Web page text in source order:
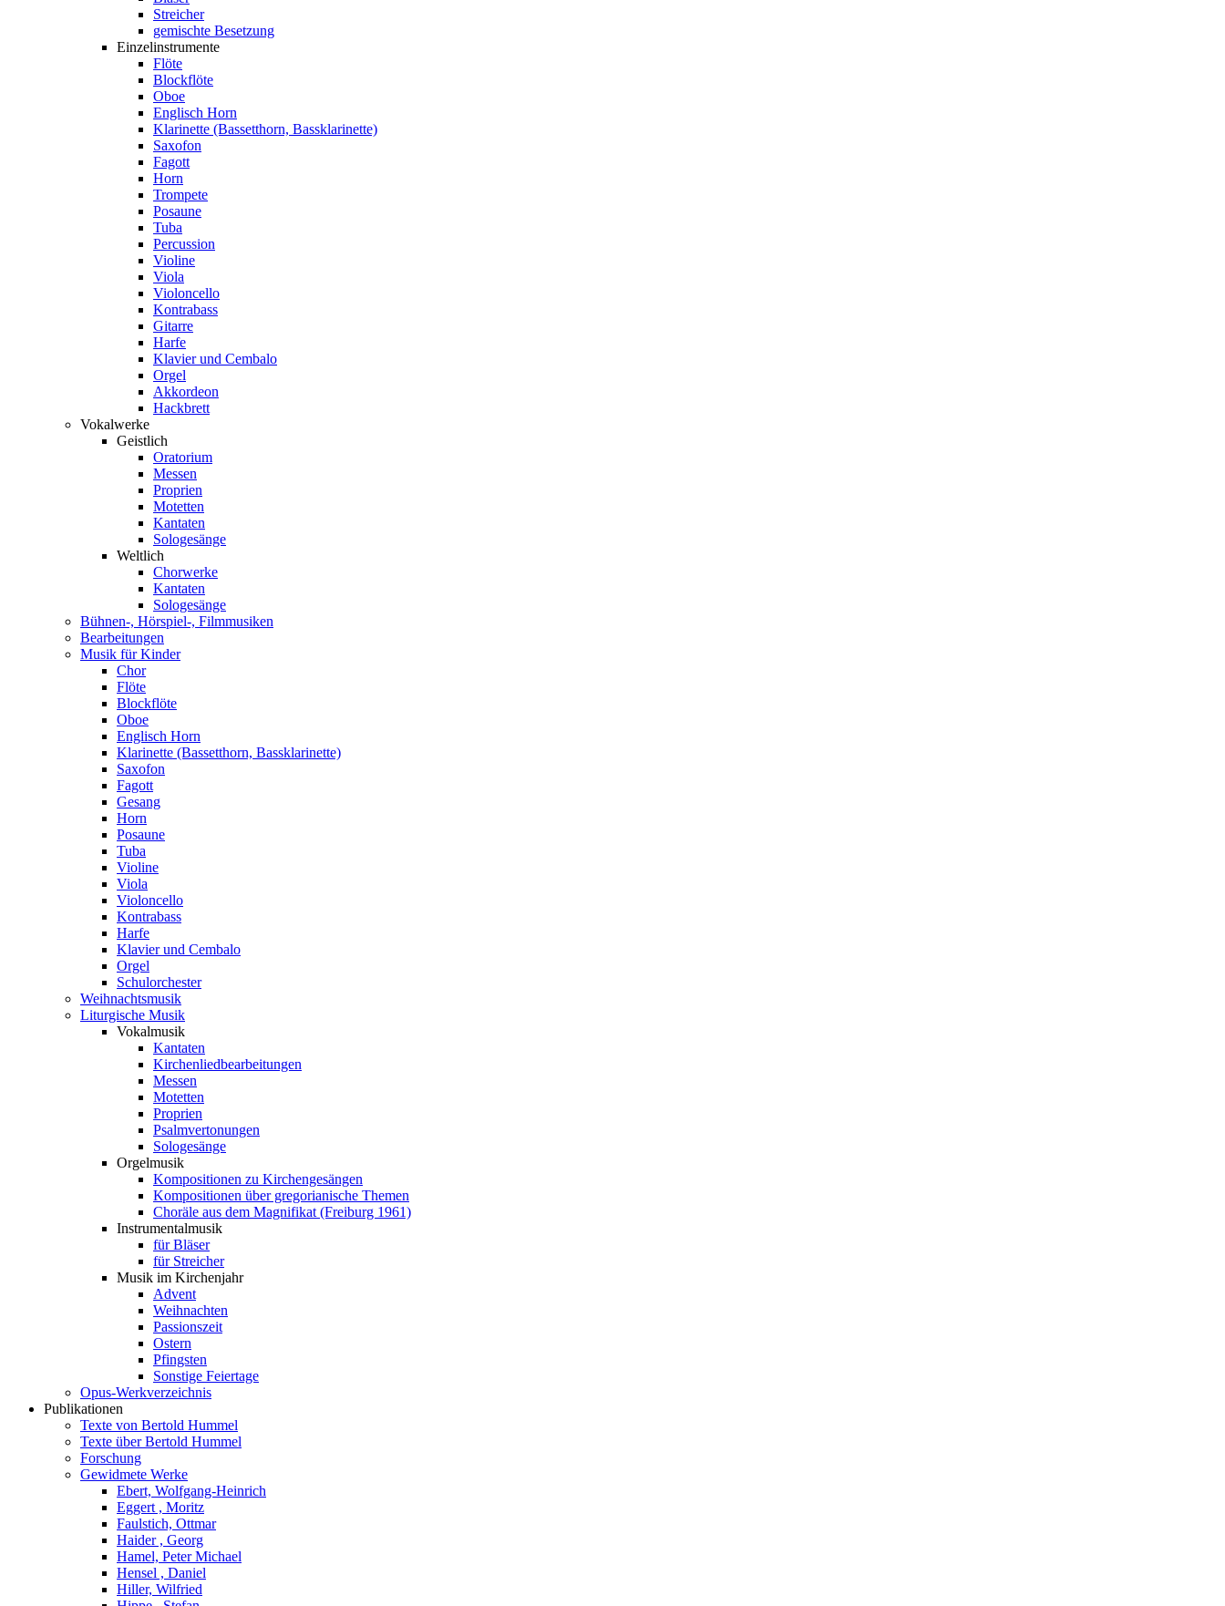
Streicher
gemischte Besetzung
Einzelinstrumente
Flöte
Blockflöte
Oboe
Englisch Horn
Klarinette (Bassetthorn, Bassklarinette)
Saxofon
Fagott
Horn
Trompete
Posaune
Tuba
Percussion
Violine
Viola
Violoncello
Kontrabass
Gitarre
Harfe
Klavier und Cembalo
Orgel
Akkordeon
Hackbrett
Vokalwerke
Geistlich
Oratorium
Messen
Proprien
Motetten
Kantaten
Sologesänge
Weltlich
Chorwerke
Kantaten
Sologesänge
Bühnen-, Hörspiel-, Filmmusiken
Bearbeitungen
Musik für Kinder
Chor
Flöte
Blockflöte
Oboe
Englisch Horn
Klarinette (Bassetthorn, Bassklarinette)
Saxofon
Fagott
Gesang
Horn
Posaune
Tuba
Violine
Viola
Violoncello
Kontrabass
Harfe
Klavier und Cembalo
Orgel
Schulorchester
Weihnachtsmusik
Liturgische Musik
Vokalmusik
Kantaten
Kirchenliedbearbeitungen
Messen
Motetten
Proprien
Psalmvertonungen
Sologesänge
Orgelmusik
Kompositionen zu Kirchengesängen
Kompositionen über gregorianische Themen
Choräle aus dem Magnifikat (Freiburg 1961)
Instrumentalmusik
für Bläser
für Streicher
Musik im Kirchenjahr
Advent
Weihnachten
Passionszeit
Ostern
Pfingsten
Sonstige Feiertage
Opus-Werkverzeichnis
Publikationen
Texte von Bertold Hummel
Texte über Bertold Hummel
Forschung
Gewidmete Werke
Ebert, Wolfgang-Heinrich
Eggert , Moritz
Faulstich, Ottmar
Haider , Georg
Hamel, Peter Michael
Hensel , Daniel
Hiller, Wilfried